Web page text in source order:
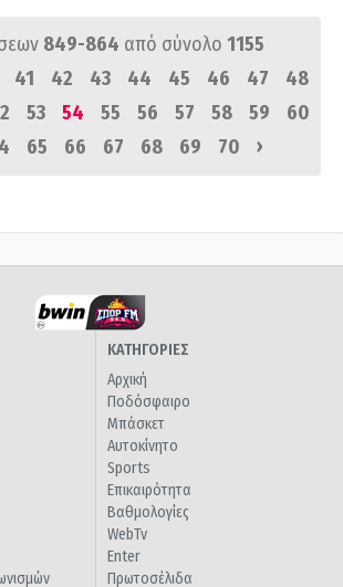
849-864 από σύνολο 1155
41 42 43 44 45 46 47
48
53 54 55 56 57 58 59
60
65 66 67 68 69 70 ›
ΚΑΤΗΓΟΡΙΕΣ
Αρχική
Ποδόσφαιρο
Μπάσκετ
Αυτοκίνητο
Sports
Επικαιρότητα
Βαθμολογίες
WebTv
Enter
Πρωτοσέλιδα